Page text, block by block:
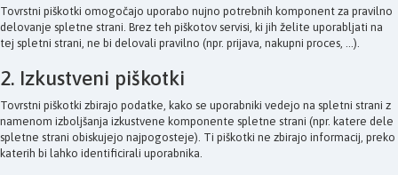
Tovrstni piškotki omogočajo uporabo nujno potrebnih komponent za pravilno
delovanje spletne strani. Brez teh piškotov servisi, ki jih želite uporabljati na
tej spletni strani, ne bi delovali pravilno (npr. prijava, nakupni proces, ...).
2. Izkustveni piškotki
Tovrstni piškotki zbirajo podatke, kako se uporabniki vedejo na spletni strani z
namenom izboljšanja izkustvene komponente spletne strani (npr. katere dele
spletne strani obiskujejo najpogosteje). Ti piškotki ne zbirajo informacij, preko
katerih bi lahko identificirali uporabnika.